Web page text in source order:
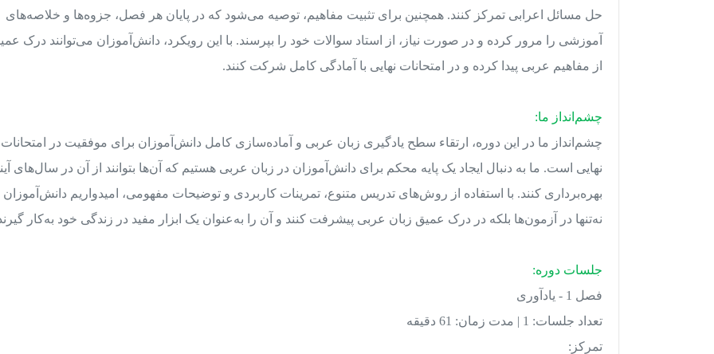
حل مسائل اعرابی تمرکز کنند. همچنین برای تثبیت مفاهیم، توصیه می‌شود که در پایان هر فصل، جزوه‌ها و خلاصه‌های
آموزشی را مرور کرده و در صورت نیاز، از استاد سوالات خود را بپرسند. با این رویکرد، دانش‌آموزان می‌توانند درک
از مفاهیم عربی پیدا کرده و در امتحانات نهایی با آمادگی کامل شرکت کنند.
چشم‌انداز ما:
چشم‌انداز ما در این دوره، ارتقاء سطح یادگیری زبان عربی و آماده‌سازی کامل دانش‌آموزان برای موفقیت در امتحانات
نهایی است. ما به دنبال ایجاد یک پایه محکم برای دانش‌آموزان در زبان عربی هستیم که آن‌ها بتوانند از آن در سال‌های
بهره‌برداری کنند. با استفاده از روش‌های تدریس متنوع، تمرینات کاربردی و توضیحات مفهومی، امیدواریم دانش‌آموزان
نه‌تنها در آزمون‌ها بلکه در درک عمیق زبان عربی پیشرفت کنند و آن را به‌عنوان یک ابزار مفید در زندگی خود به‌کار
جلسات دوره:
فصل 1 - یادآوری
تعداد جلسات: 1 | مدت زمان: 61 دقیقه
تمرکز: